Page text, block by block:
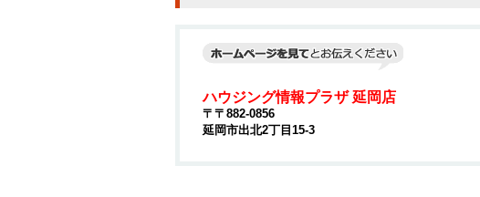
ハウジング情報プラザ 延岡店
〒〒882-0856
延岡市出北2丁目15-3